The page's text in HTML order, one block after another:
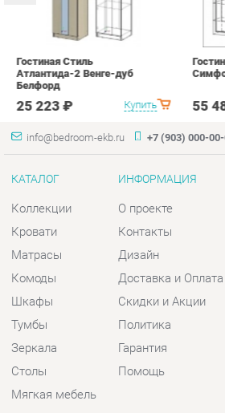
+7 (903) 000-00-00
Коллекции
Кровати
Зеркала
Столы
Мягкая мебель
Комплектующие
О проекте
Контакты
Гарантия
Помощь
КОНТАКТЫ
Шоурум и склад самовывоза
Адрес: г. Екатеринбург, пер.
Базовый, 47